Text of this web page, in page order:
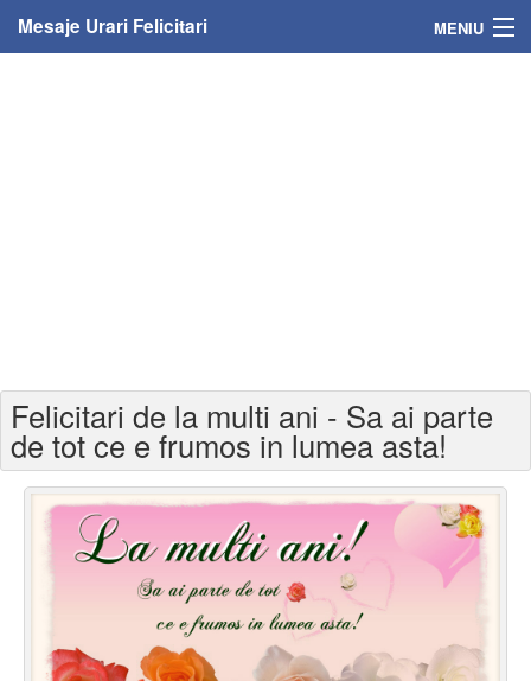
Mesaje Urari Felicitari MENIU
Felicitari varsta
Felicitari zilele anului
Felicitari zile saptamana
Felicitari muzicale
Felicitari muzicale personalizate
Felicitari de la multi ani - Sa ai parte
de tot ce e frumos in lumea asta!